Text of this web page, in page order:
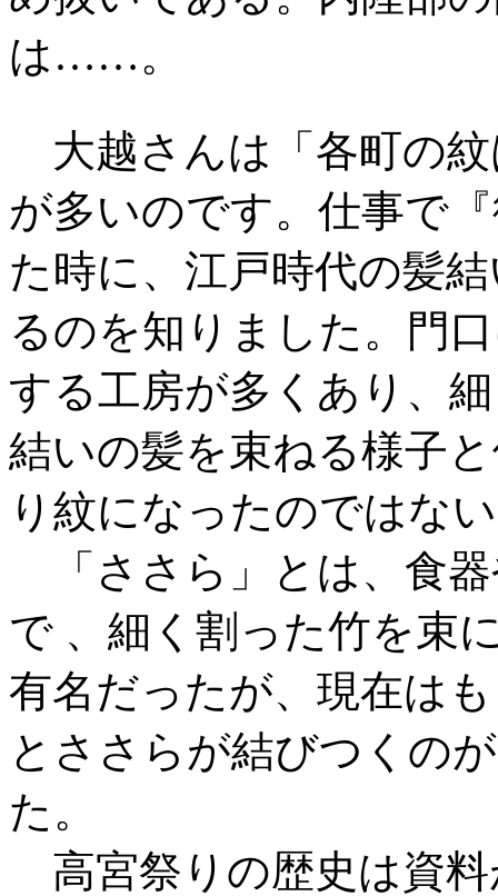
は……。
大越さんは「各町の
が多いのです。仕事で
た時に、江戸時代の髪
るのを知りました。門
する工房が多くあり、
結いの髪を束ねる様子
り紋になったのではな
「ささら」とは、食
で 、細く割った竹を束
有名だったが、現在は
とささらが結びつくの
た。
高宮祭りの歴史は資